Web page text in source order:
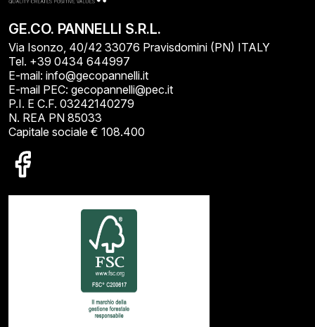
GE.CO. PANNELLI S.R.L.
Via Isonzo, 40/42 33076 Pravisdomini (PN) ITALY
Tel. +39 0434 644997
E-mail: info@gecopannelli.it
E-mail PEC: gecopannelli@pec.it
P.I. E C.F. 03242140279
N. REA PN 85033
Capitale sociale € 108.400